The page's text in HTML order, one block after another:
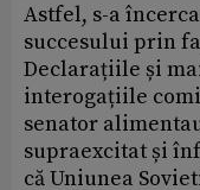
Astfel, s-a
succesului prin
Declarațiile și
interogațiile
senator
supraexcitat și
că Uniunea